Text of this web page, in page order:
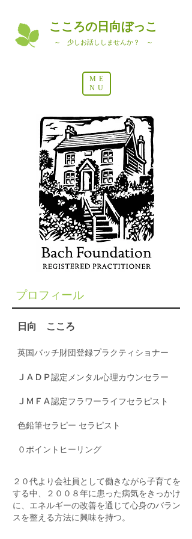
こころの日向ぼっこ
～ 少しお話ししませんか？ ～
ME
NU
２０代より会社員として働きながら子育てを
する中、２００８年に患った病気をきっかけ
に、エネルギーの改善を通じて心身のバラン
スを整える方法に興味を持つ。
プロフィール
日向 こころ
英国バッチ財団登録プラクティショナー
ＪＡＤＰ認定メンタル心理カウンセラー
ＪＭＦＡ認定フラワーライフセラピスト
色鉛筆セラピー セラピスト
０ポイントヒーリング